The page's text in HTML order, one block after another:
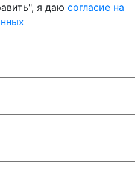
я даю согласие на